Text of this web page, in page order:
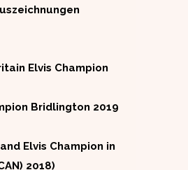
Elvis Champion
Bridlington 2019
Elvis Champion in
2018)